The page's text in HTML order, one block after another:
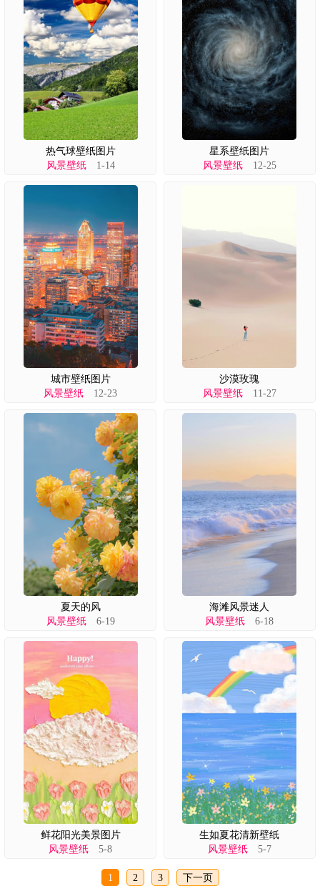
热气球壁纸图片
风景壁纸1-14
星系壁纸图片
风景壁纸12-25
城市壁纸图片
风景壁纸 12-23
沙漠玫瑰
风景壁纸11-27
夏天的风
风景壁纸6-19
海滩风景迷人
风景壁纸 6-18
鲜花阳光美景图片
风景壁纸 5-8
生如夏花清新壁纸
风景壁纸5-7
1 2 3 下一页